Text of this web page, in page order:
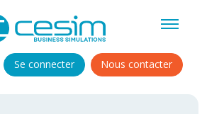
Se connecter Nous contacter